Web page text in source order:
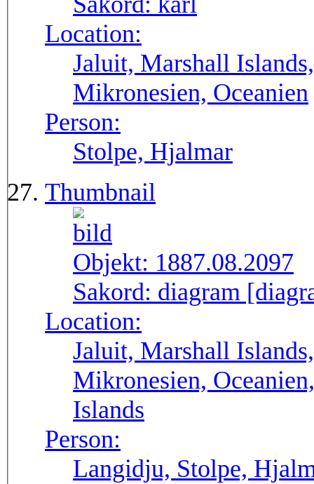
Location:
Jaluit, Marshall
Mikronesien, Oceanien
Person:
Stolpe, Hjalmar
Thumbnail
Objekt: 1887.08.2097
Sakord: diagram
Location:
Jaluit, Marshall
Mikronesien,
Islands
Person:
Langidju, Stolpe,